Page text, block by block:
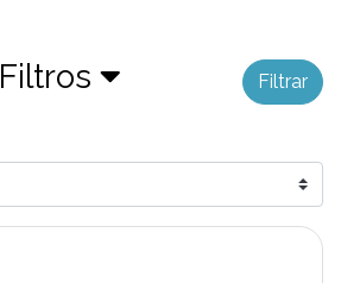
Filtros Filtrar